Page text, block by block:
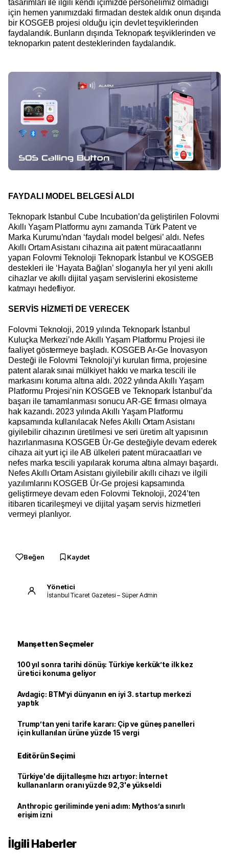
tasarımları ile ilgili kendi içimizde personelimiz olmadığı
için hemen yanımızdaki firmadan destek aldık onun dışında
bir KOSGEB projesi olduğu için devlet teşviklerinden
faydalandık. Bunların dışında Teknopark teşviklerinden ve
teknoparkın patent desteklerinden faydalandık.
FAYDALI MODEL BELGESİ ALDI
Teknopark Istanbul Cube Incubation’da geliştirilen Folovmi
Akıllı Yaşam Platformu aynı zamanda Türk Patent ve
Marka Kurumu’ndan ‘faydalı model belgesi’ aldı. Nefes
Akıllı Ortam Asistanı cihazına ait patent müracaatlarını
yapan Folovmi Teknoloji Teknopark İstanbul ve KOSGEB
destekleri ile ‘Hayata Bağlan’ sloganıyla her yıl yeni akıllı
cihazlar ve akıllı dijital yaşam servislerini ekosisteme
katmayı hedefliyor.
SERVİS HİZMETİ DE VERECEK
Folovmi Teknoloji, 2019 yılında Teknopark İstanbul
Kuluçka Merkezi’nde Akıllı Yaşam Platformu Projesi ile
faaliyet göstermeye başladı. KOSGEB Ar-Ge İnovasyon
Desteği ile Folovmi Teknoloji’yi kurulan firma, projesine
patent alarak sınai mülkiyet hakkı ve marka tescili ile
markasını koruma altına aldı. 2022 yılında Akıllı Yaşam
Platformu Projesi’nin KOSGEB ve Teknopark İstanbul’da
başarı ile tamamlanması sonucu AR-GE firması olmaya
hak kazandı. 2023 yılında Akıllı Yaşam Platformu
kapsamında kullanılacak Nefes Akıllı Ortam Asistanı
giyilebilir cihazının üretilmesi ve seri üretim alt yapısının
hazırlanmasına KOSGEB Ür-Ge desteğiyle devam ederek
cihaza ait yurt içi ile AB ülkeleri patent müracaatları ve
nefes marka tescili yapılarak koruma altına almayı başardı.
Nefes Akıllı Ortam Asistanı giyilebilir akıllı cihazı ve ilgili
yazılımlarını KOSGEB Ür-Ge projesi kapsamında
geliştirmeye devam eden Folovmi Teknoloji, 2024’ten
itibaren ticarileşmeyi ve dijital yaşam servis hizmetleri
vermeyi planlıyor.
Beğen Kaydet
Yönetici
İstanbul Ticaret Gazetesi – Süper Admin
Manşetten Seçmeler
100 yıl sonra tarihi dönüş: Türkiye kerkük’te ilk kez
üretici konuma geliyor
Avdagiç: BTM’yi dünyanın en iyi 3. startup merkezi
yaptık
Trump’tan yeni tarife kararı: Çip ve güneş panelleri
için kullanılan ürüne yüzde 15 vergi
Editörün Seçimi
Türkiye'de dijitalleşme hızı artıyor: İnternet
kullananların oranı yüzde 92,3'e yükseldi
Anthropic geriliminde yeni adım: Mythos’a sınırlı
erişim izni
İlgili Haberler